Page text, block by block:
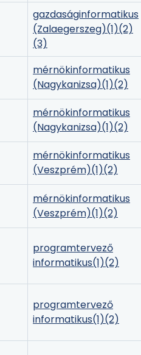
gazdaságinformatikus
(Zalaegerszeg)(1)(2)
(3)
mérnökinformatikus
(Nagykanizsa)(1)(2)
mérnökinformatikus
(Nagykanizsa)(1)(2)
mérnökinformatikus
(Veszprém)(1)(2)
mérnökinformatikus
(Veszprém)(1)(2)
programtervező
informatikus(1)(2)
programtervező
informatikus(1)(2)